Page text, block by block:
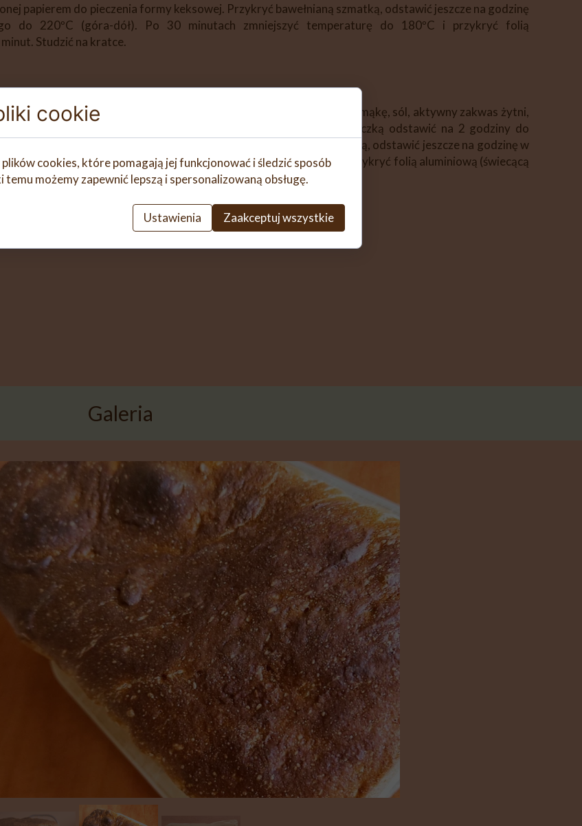
papierem do pieczenia formy keksowej. Przykryć bawełnianą szmatką, odstawić jeszcze na godzinę
do 220ºC (góra-dół). Po 30 minutach zmniejszyć temperaturę do 180ºC i przykryć folią
Studzić na kratce.
i pokruszone drożdże, podgrzewać 3 minuty/37ºC/obr. 1. Dodać mąkę, sól, aktywny zakwas żytni,
Ciasto przełożyć do miski. Przykryć bawełnianą ściereczką odstawić na 2 godziny do
papierem do pieczenia formy keksowej. Przykryć bawełnianą szmatką, odstawić jeszcze na godzinę w
(góra-dół). Po 30 minutach zmniejszyć temperaturę do 180ºC i przykryć folią aluminiową (świecącą
Galeria
cookie
cookies, które pomagają jej funkcjonować i śledzić sposób
temu możemy zapewnić lepszą i spersonalizowaną obsługę.
Ustawienia Zaakceptuj wszystkie